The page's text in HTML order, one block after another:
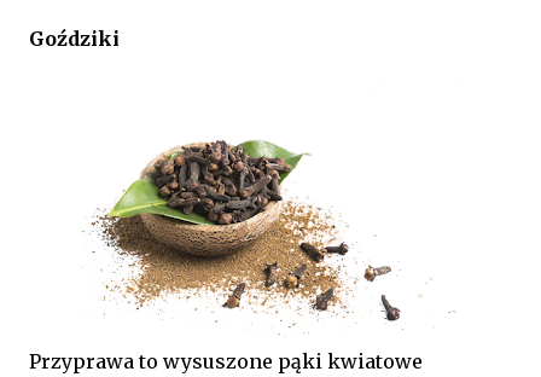
Goździki
Przyprawa to wysuszone pąki kwiatowe